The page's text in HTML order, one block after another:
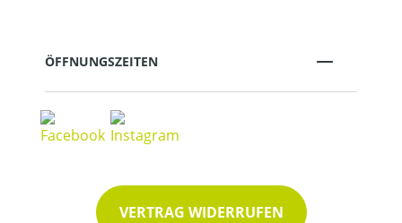
ÖFFNUNGSZEITEN
VERTRAG WIDERRUFEN